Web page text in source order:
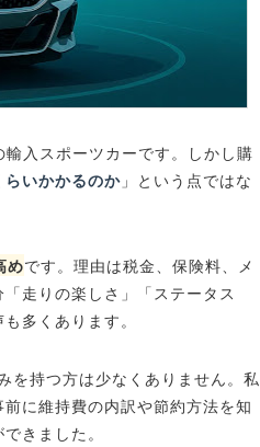
入スポーツカーです。しかし購
いかかるのか 」という点ではな
めです。理由は税金、保険料、メ
走りの楽しさ」「ステータス
多くあります。
を持つ方は少なくありません。私
に維持費の内訳や節約方法を知
きました。